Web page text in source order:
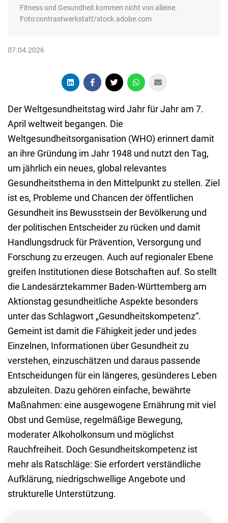
Fitness und Gesundheit kommen nicht von alleine.
Foto:contrastwerkstatt/stock.adobe.com
07.04.2026
Der Weltgesundheitstag wird Jahr für Jahr am 7.
April weltweit begangen. Die
Weltgesundheitsorganisation (WHO) erinnert damit
an ihre Gründung im Jahr 1948 und nutzt den Tag,
um jährlich ein neues, global relevantes
Gesundheitsthema in den Mittelpunkt zu stellen. Ziel
ist es, Probleme und Chancen der öffentlichen
Gesundheit ins Bewusstsein der Bevölkerung und
der politischen Entscheider zu rücken und damit
Handlungsdruck für Prävention, Versorgung und
Forschung zu erzeugen. Auch auf regionaler Ebene
greifen Institutionen diese Botschaften auf. So stellt
die Landesärztekammer Baden-Württemberg am
Aktionstag gesundheitliche Aspekte besonders
unter das Schlagwort „Gesundheitskompetenz“.
Gemeint ist damit die Fähigkeit jeder und jedes
Einzelnen, Informationen über Gesundheit zu
verstehen, einzuschätzen und daraus passende
Entscheidungen für ein längeres, gesünderes Leben
abzuleiten. Dazu gehören einfache, bewährte
Maßnahmen: eine ausgewogene Ernährung mit viel
Obst und Gemüse, regelmäßige Bewegung,
moderater Alkoholkonsum und möglichst
Rauchfreiheit. Doch Gesundheitskompetenz ist
mehr als Ratschläge: Sie erfordert verständliche
Aufklärung, niedrigschwellige Angebote und
strukturelle Unterstützung.